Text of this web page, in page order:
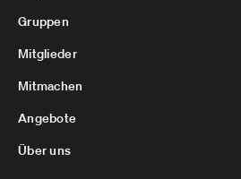
Gruppen
Mitglieder
Mitmachen
Angebote
Über uns